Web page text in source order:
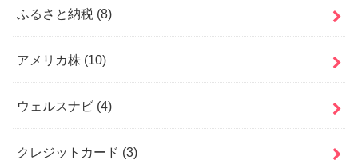
ふるさと納税 (8)
アメリカ株 (10)
ウェルスナビ (4)
クレジットカード (3)